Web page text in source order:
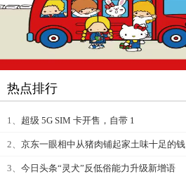
热点排行
1、 超级 5G SIM 卡开售，自带 1
2、 京东一眼相中从猪肉铺起家土味十足的钱
3、 今日头条“灵犬”反低俗能力升级新增语